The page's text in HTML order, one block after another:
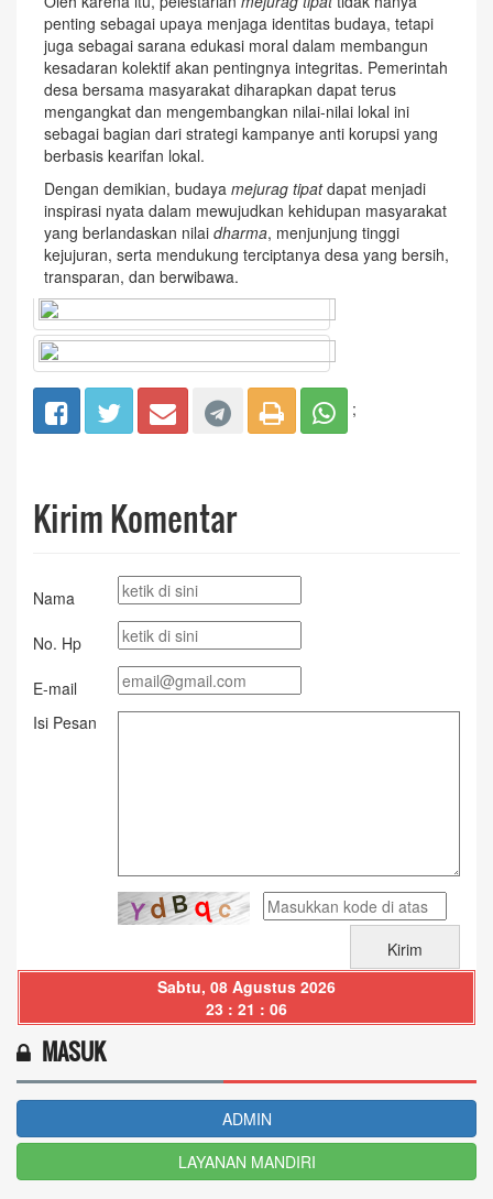
penting sebagai upaya menjaga identitas budaya, tetapi
juga sebagai sarana edukasi moral dalam membangun
kesadaran kolektif akan pentingnya integritas. Pemerintah
desa bersama masyarakat diharapkan dapat terus
mengangkat dan mengembangkan nilai-nilai lokal ini
sebagai bagian dari strategi kampanye anti korupsi yang
berbasis kearifan lokal.
Dengan demikian, budaya mejurag tipatdapat menjadi
inspirasi nyata dalam mewujudkan kehidupan masyarakat
yang berlandaskan nilai dharma, menjunjung tinggi
kejujuran, serta mendukung terciptanya desa yang bersih,
transparan, dan berwibawa.
;
Kirim Komentar
Nama
No. Hp
E-mail
Isi Pesan
Sabtu, 08 Agustus 2026
23 : 21 : 06
MASUK
ADMIN
LAYANAN MANDIRI